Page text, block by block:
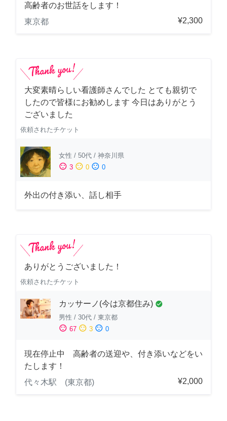
高齢者のお世話をします！
東京都
¥2,300
大変素晴らしい看護師さんでした とても親切で
したので皆様にお勧めします 今日はありがとう
ございました
依頼されたチケット
女性 / 50代 / 神奈川県
sentiment_satisfied 3 sentiment_neutral 0 sentiment_dissatisfied 0
外出の付き添い、話し相手
ありがとうございました！
依頼されたチケット
カッサーノ(今は京都住み) check_circle
男性 / 30代 / 東京都
sentiment_satisfied 67 sentiment_neutral 3 sentiment_dissatisfied 0
現在停止中 高齢者の送迎や、付き添いなどをい
たします！
代々木駅 (東京都)
¥2,000